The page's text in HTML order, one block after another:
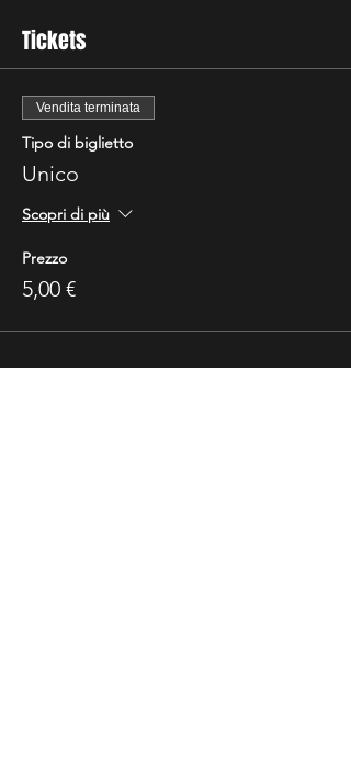
Tickets
Vendita terminata
Tipo di biglietto
Unico
Scopri di più
Prezzo
5,00 €